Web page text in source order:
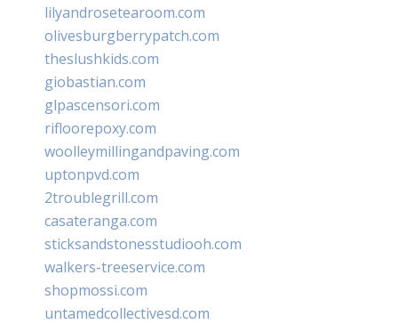
lilyandrosetearoom.com
olivesburgberrypatch.com
theslushkids.com
giobastian.com
glpascensori.com
rifloorepoxy.com
woolleymillingandpaving.com
uptonpvd.com
2troublegrill.com
casateranga.com
sticksandstonesstudiooh.com
walkers-treeservice.com
shopmossi.com
untamedcollectivesd.com